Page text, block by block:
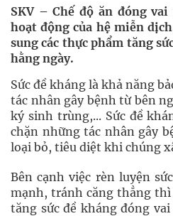
SKV – Chế độ ăn đóng
hoạt động của hệ miễn
sung các thực phẩm tăng
hằng ngày.
Sức đề kháng là khả năng
tác nhân gây bệnh từ bên
ký sinh trùng,... Sức đề
chặn những tác nhân gây
loại bỏ, tiêu diệt khi chúng
Bên cạnh việc rèn luyện
mạnh, tránh căng thẳng thì
tăng sức đề kháng đóng